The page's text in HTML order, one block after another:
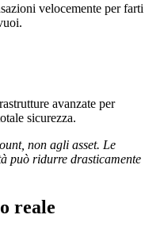
velocemente per farti
avanzate per
sicurezza.
non agli asset. Le
può ridurre drasticamente
reale